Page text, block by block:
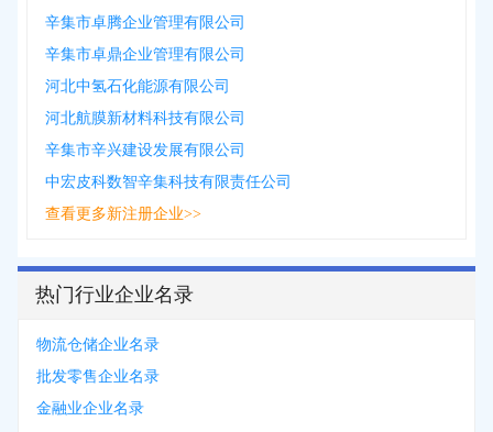
辛集市卓腾企业管理有限公司
辛集市卓鼎企业管理有限公司
河北中氢石化能源有限公司
河北航膜新材料科技有限公司
辛集市辛兴建设发展有限公司
中宏皮科数智辛集科技有限责任公司
查看更多新注册企业>>
热门行业企业名录
物流仓储企业名录
批发零售企业名录
金融业企业名录